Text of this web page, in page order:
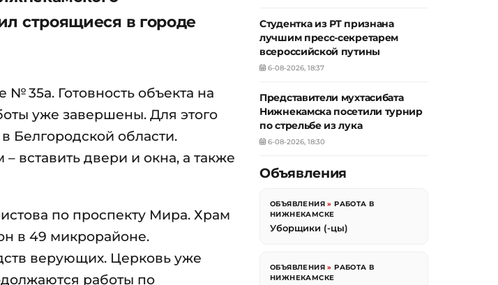
строящиеся в городе
35а. Готовность объекта на
уже завершены. Для этого
Белгородской области.
вставить двери и окна, а также
по проспекту Мира. Храм
в 49 микрорайоне.
верующих. Церковь уже
работы по
Студентка из РТ признана
лучшим пресс-секретарем
всероссийской путины
6-08-2026, 18:37
Представители мухтасибата
Нижнекамска посетили турнир
по стрельбе из лука
6-08-2026, 18:30
Объявления
ОБЪЯВЛЕНИЯ »РАБОТА В
НИЖНЕКАМСКЕ
Уборщики (-цы)
ОБЪЯВЛЕНИЯ »РАБОТА В
НИЖНЕКАМСКЕ